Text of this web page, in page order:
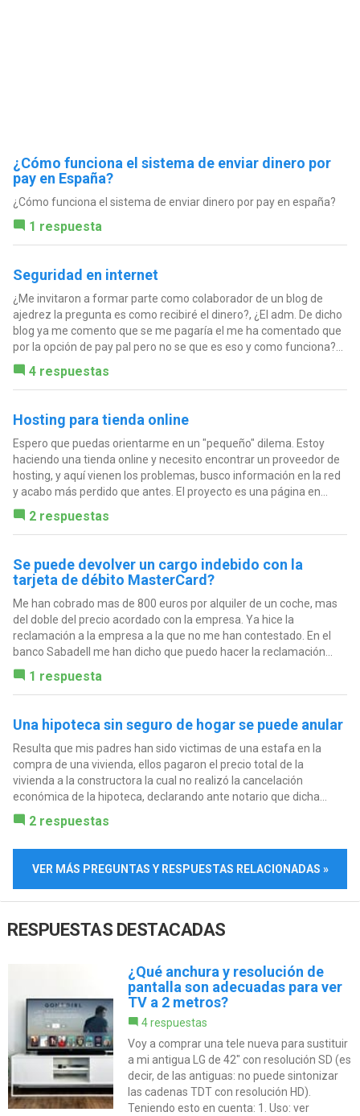
¿Cómo funciona el sistema de enviar dinero por
pay en España?
¿Cómo funciona el sistema de enviar dinero por pay en españa?
1 respuesta
Seguridad en internet
¿Me invitaron a formar parte como colaborador de un blog de
ajedrez la pregunta es como recibiré el dinero?, ¿El adm. De dicho
blog ya me comento que se me pagaría el me ha comentado que
por la opción de pay pal pero no se que es eso y como funciona?...
4 respuestas
Hosting para tienda online
Espero que puedas orientarme en un "pequeño" dilema. Estoy
haciendo una tienda online y necesito encontrar un proveedor de
hosting, y aquí vienen los problemas, busco información en la red
y acabo más perdido que antes. El proyecto es una página en...
2 respuestas
Se puede devolver un cargo indebido con la
tarjeta de débito MasterCard?
Me han cobrado mas de 800 euros por alquiler de un coche, mas
del doble del precio acordado con la empresa. Ya hice la
reclamación a la empresa a la que no me han contestado. En el
banco Sabadell me han dicho que puedo hacer la reclamación...
1 respuesta
Una hipoteca sin seguro de hogar se puede anular
Resulta que mis padres han sido victimas de una estafa en la
compra de una vivienda, ellos pagaron el precio total de la
vivienda a la constructora la cual no realizó la cancelación
económica de la hipoteca, declarando ante notario que dicha...
2 respuestas
VER MÁS PREGUNTAS Y RESPUESTAS RELACIONADAS »
RESPUESTAS DESTACADAS
¿Qué anchura y resolución de
pantalla son adecuadas para ver
TV a 2 metros?
4 respuestas
Voy a comprar una tele nueva para sustituir
a mi antigua LG de 42" con resolución SD (es
decir, de las antiguas: no puede sintonizar
las cadenas TDT con resolución HD).
Teniendo esto en cuenta: 1. Uso: ver